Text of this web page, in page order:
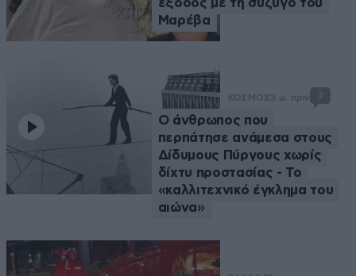
έξοδος με τη σύζυγό του
Μαρέβα
ΚΟΣΜΟΣ3 ω. πριν 2
Ο άνθρωπος που
περπάτησε ανάμεσα στους
Δίδυμους Πύργους χωρίς
δίχτυ προστασίας - Το
«καλλιτεχνικό έγκλημα του
αιώνα»